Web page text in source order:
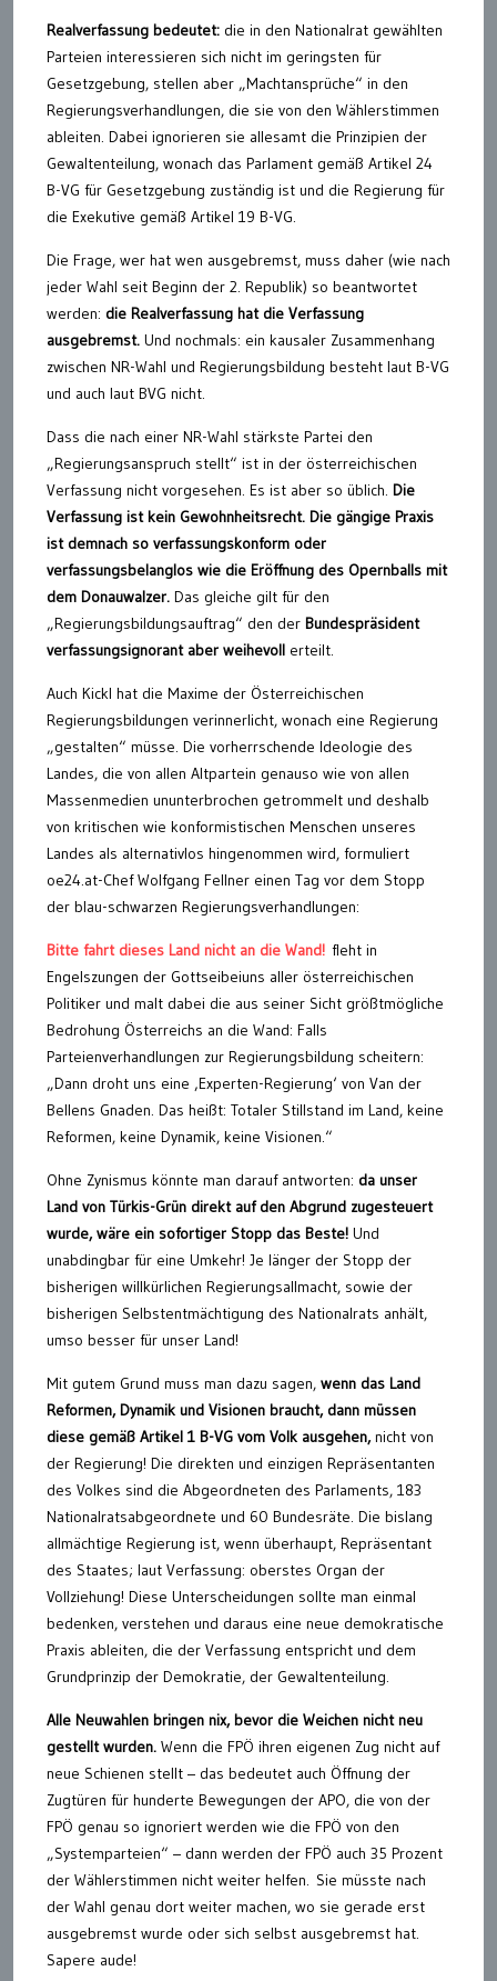
Realverfassung bedeutet: die in den Nationalrat gewählten
Parteien interessieren sich nicht im geringsten für
Gesetzgebung, stellen aber „Machtansprüche“ in den
Regierungsverhandlungen, die sie von den Wählerstimmen
ableiten. Dabei ignorieren sie allesamt die Prinzipien der
Gewaltenteilung, wonach das Parlament gemäß Artikel 24
B-VG für Gesetzgebung zuständig ist und die Regierung für
die Exekutive gemäß Artikel 19 B-VG.
Die Frage, wer hat wen ausgebremst, muss daher (wie nach
jeder Wahl seit Beginn der 2. Republik) so beantwortet
werden: die Realverfassung hat die Verfassung
ausgebremst. Und nochmals: ein kausaler Zusammenhang
zwischen NR-Wahl und Regierungsbildung besteht laut B-VG
und auch laut BVG nicht.
Dass die nach einer NR-Wahl stärkste Partei den
„Regierungsanspruch stellt“ ist in der österreichischen
Verfassung nicht vorgesehen. Es ist aber so üblich. Die
Verfassung ist kein Gewohnheitsrecht. Die gängige Praxis
ist demnach so verfassungskonform oder
verfassungsbelanglos wie die Eröffnung des Opernballs mit
dem Donauwalzer. Das gleiche gilt für den
„Regierungsbildungsauftrag“ den der Bundespräsident
verfassungsignorant aber weihevoll erteilt.
Auch Kickl hat die Maxime der Österreichischen
Regierungsbildungen verinnerlicht, wonach eine Regierung
„gestalten“ müsse. Die vorherrschende Ideologie des
Landes, die von allen Altpartein genauso wie von allen
Massenmedien ununterbrochen getrommelt und deshalb
von kritischen wie konformistischen Menschen unseres
Landes als alternativlos hingenommen wird, formuliert
oe24.at-Chef Wolfgang Fellner einen Tag vor dem Stopp
der blau-schwarzen Regierungsverhandlungen:
Bitte fahrt dieses Land nicht an die Wand! fleht in
Engelszungen der Gottseibeiuns aller österreichischen
Politiker und malt dabei die aus seiner Sicht größtmögliche
Bedrohung Österreichs an die Wand: Falls
Parteienverhandlungen zur Regierungsbildung scheitern:
„Dann droht uns eine ‚Experten-Regierung‘ von Van der
Bellens Gnaden. Das heißt: Totaler Stillstand im Land, keine
Reformen, keine Dynamik, keine Visionen.“
Ohne Zynismus könnte man darauf antworten: da unser
Land von Türkis-Grün direkt auf den Abgrund zugesteuert
wurde, wäre ein sofortiger Stopp das Beste! Und
unabdingbar für eine Umkehr! Je länger der Stopp der
bisherigen willkürlichen Regierungsallmacht, sowie der
bisherigen Selbstentmächtigung des Nationalrats anhält,
umso besser für unser Land!
Mit gutem Grund muss man dazu sagen, wenn das Land
Reformen, Dynamik und Visionen braucht, dann müssen
diese gemäß Artikel 1 B-VG vom Volk ausgehen,nicht von
der Regierung! Die direkten und einzigen Repräsentanten
des Volkes sind die Abgeordneten des Parlaments, 183
Nationalratsabgeordnete und 60 Bundesräte. Die bislang
allmächtige Regierung ist, wenn überhaupt, Repräsentant
des Staates; laut Verfassung: oberstes Organ der
Vollziehung! Diese Unterscheidungen sollte man einmal
bedenken, verstehen und daraus eine neue demokratische
Praxis ableiten, die der Verfassung entspricht und dem
Grundprinzip der Demokratie, der Gewaltenteilung.
Alle Neuwahlen bringen nix, bevor die Weichen nicht neu
gestellt wurden. Wenn die FPÖ ihren eigenen Zug nicht auf
neue Schienen stellt – das bedeutet auch Öffnung der
Zugtüren für hunderte Bewegungen der APO, die von der
FPÖ genau so ignoriert werden wie die FPÖ von den
„Systemparteien“ – dann werden der FPÖ auch 35 Prozent
der Wählerstimmen nicht weiter helfen. Sie müsste nach
der Wahl genau dort weiter machen, wo sie gerade erst
ausgebremst wurde oder sich selbst ausgebremst hat.
Sapere aude!